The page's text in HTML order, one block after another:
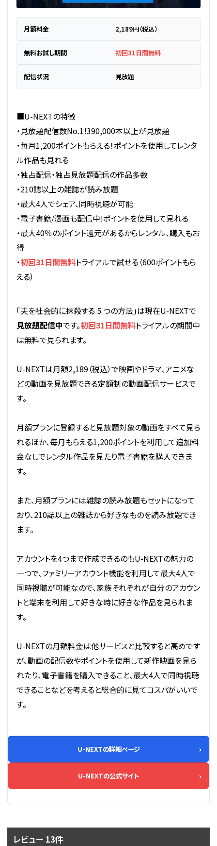
月額料金 2,189円（税込）
無料お試し期間 初回31日間無料
配信状況 見放題
■U-NEXTの特徴
・見放題配信数No.1!390,000本以上が見放題
・毎月1,200ポイントもらえる！ポイントを使用してレンタ
ル作品も見れる
・独占配信・独占見放題配信の作品多数
・210誌以上の雑誌が読み放題
・最大4人でシェア、同時視聴が可能
・電子書籍/漫画も配信中!ポイントを使用して見れる
・最大40％のポイント還元があるからレンタル、購入もお
得
・初回31日間無料トライアルで試せる（600ポイントもら
える）
「夫を社会的に抹殺する 5 つの方法」は現在U-NEXTで
見放題配信中です。初回31日間無料トライアルの期間中
は無料で見られます。
U-NEXTは月額2,189（税込）で映画やドラマ、アニメな
どの動画を見放題できる定額制の動画配信サービスで
す。
月額プランに登録すると見放題対象の動画をすべて見ら
れるほか、毎月もらえる1,200ポイントを利用して追加料
金なしでレンタル作品を見たり電子書籍を購入できま
す。
また、月額プランには雑誌の読み放題もセットになって
おり、210誌以上の雑誌から好きなものを読み放題でき
ます。
アカウントを4つまで作成できるのもU-NEXTの魅力の
一つで、ファミリーアカウント機能を利用して最大4人で
同時視聴が可能なので、家族それぞれが自分のアカウン
トと端末を利用して好きな時に好きな作品を見られま
す。
U-NEXTの月額料金は他サービスと比較すると高めです
が、動画の配信数やポイントを使用して新作映画を見ら
れたり、電子書籍を購入できること、最大4人で同時視聴
できることなどを考えると総合的に見てコスパがいいで
す。
U-NEXTの詳細ページ
U-NEXTの公式サイト
レビュー 13件